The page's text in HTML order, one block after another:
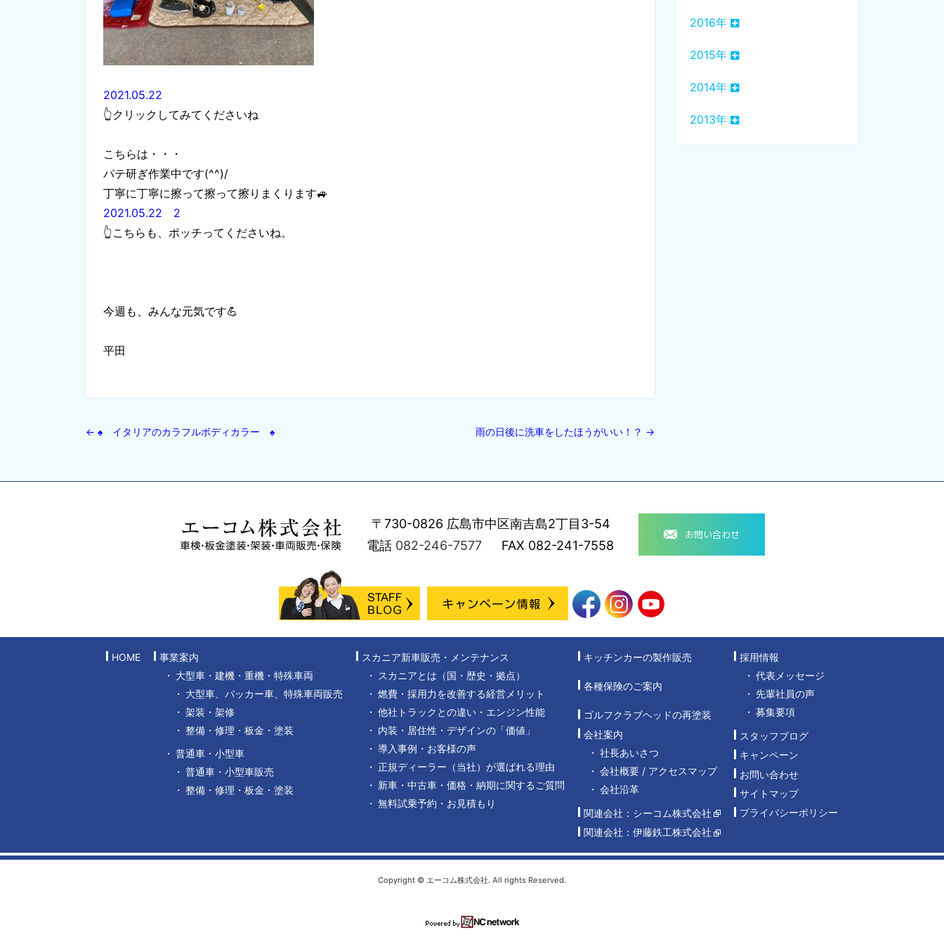
2021.05.22
👆クリックしてみてくださいね
こちらは・・・
パテ研ぎ作業中です(^^)/
丁寧に丁寧に擦って擦って擦りまくります🚙
2021.05.22 2
👆こちらも、ポッチってくださいね。
今週も、みんな元気です💪
平田
← ♠ イタリアのカラフルボディカラー ♠ 雨の日後に洗車をしたほうがいい！？ →
2016年
2015年
2014年
2013年
〒730-0826 広島市中区南吉島2丁目3-54
電話 082-246-7577 FAX 082-241-7558
お問い合わせ
HOME
事業案内
大型車・建機・重機・特殊車両
大型車、パッカー車、特殊車両販売
架装・架修
整備・修理・板金・塗装
普通車・小型車
普通車・小型車販売
整備・修理・板金・塗装
スカニア新車販売・メンテナンス
スカニアとは（国・歴史・拠点）
燃費・採用力を改善する経営メリット
他社トラックとの違い・エンジン性能
内装・居住性・デザインの「価値」
導入事例・お客様の声
正規ディーラー（当社）が選ばれる理由
新車・中古車・価格・納期に関するご質問
無料試乗予約・お見積もり
キッチンカーの製作販売
各種保険のご案内
ゴルフクラブヘッドの再塗装
会社案内
社長あいさつ
会社概要 / アクセスマップ
会社沿革
関連会社：シーコム株式会社
関連会社：伊藤鉄工株式会社
採用情報
代表メッセージ
先輩社員の声
募集要項
スタッフブログ
キャンペーン
お問い合わせ
サイトマップ
プライバシーポリシー
Copyright © エーコム株式会社. All rights Reserved.